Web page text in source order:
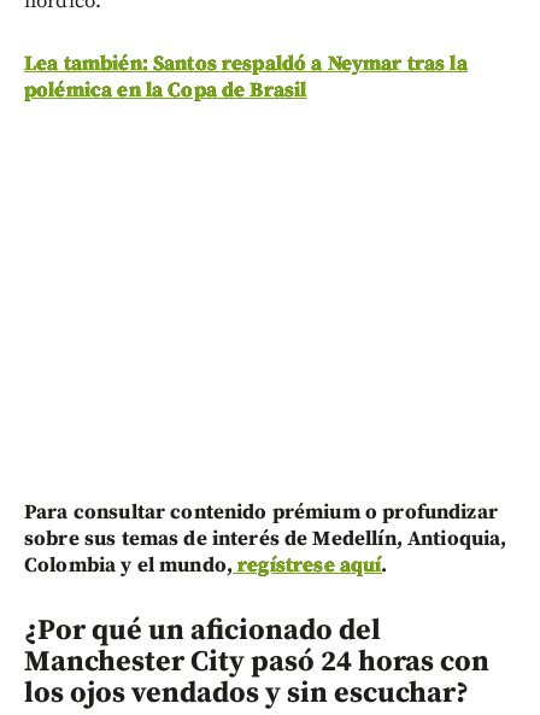
Lea también: Santos respaldó a Neymar tras la
polémica en la Copa de Brasil
Para consultar contenido prémium o profundizar
sobre sus temas de interés de Medellín, Antioquia,
Colombia y el mundo, regístrese aquí.
¿Por qué un aficionado del
Manchester City pasó 24 horas con
los ojos vendados y sin escuchar?